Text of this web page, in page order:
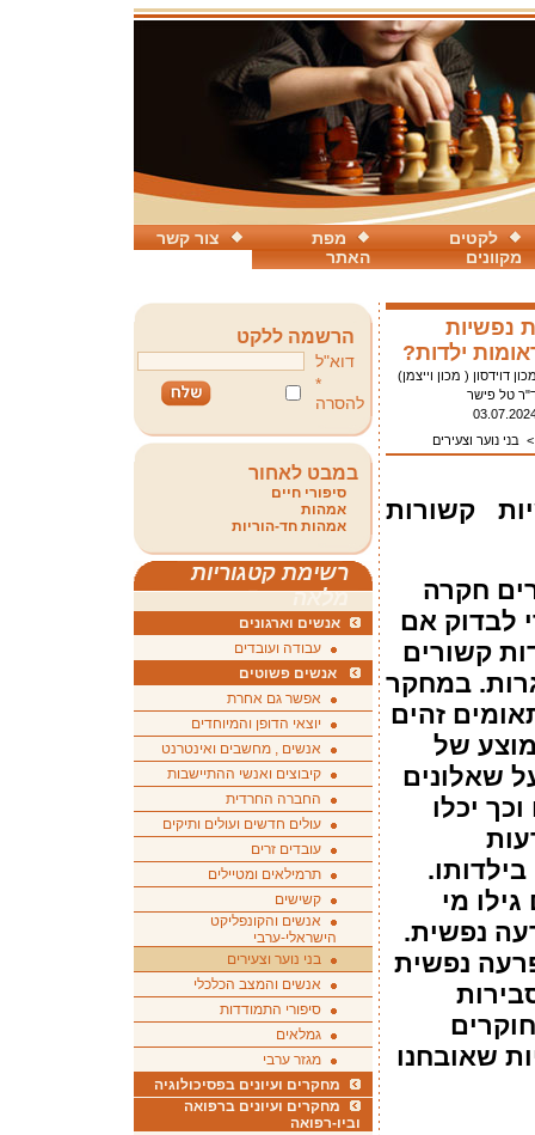
צור קשר
מפת
האתר
לקטים
מקוונים
נפשיות
ילדות?
דוידסון ( מכון וייצמן)
טל פישר
בני נוער וצעירים
קשורות
חקרה
לבדוק אם
קשורים
במחקר
מ-25 אלף תאומים זהים
של
על שאלונים
יכלו
מי
נפשית.
נפשית
שאובחנו
הרשמה ללקט
דוא"ל
*
להסרה
במבט לאחור
סיפורי חיים
אמהות
אמהות חד-הוריות
רשימת קטגוריות
מלאה
אנשים וארגונים
עבודה ועובדים
אנשים פשוטים
אפשר גם אחרת
יוצאי הדופן והמיוחדים
אנשים , מחשבים ואינטרנט
קיבוצים ואנשי ההתיישבות
החברה החרדית
עולים חדשים ועולים ותיקים
עובדים זרים
תרמילאים ומטיילים
קשישים
אנשים והקונפליקט
הישראלי-ערבי
בני נוער וצעירים
אנשים והמצב הכלכלי
סיפורי התמודדות
גמלאים
מגזר ערבי
מחקרים ועיונים בפסיכולוגיה
מחקרים ועיונים ברפואה
וביו-רפואה